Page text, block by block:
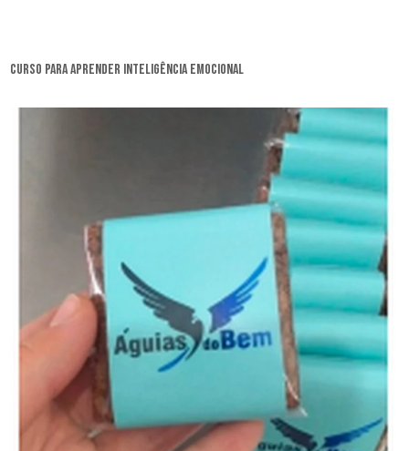
curso para aprender inteligência emocional